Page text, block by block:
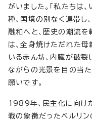
がいました。「私たちは
種、国境の別なく連帯し
融和へと、歴史の潮流を
は、全身焼けただれた
いる赤ん坊、内臓が破
ながらの光景を目の当
願いです。
1989年、民主化に向け
戦の象徴だったベルリン